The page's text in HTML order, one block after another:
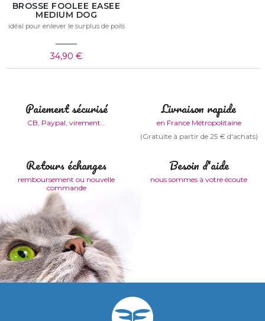
BROSSE FOOLEE EASEE
MEDIUM DOG
idéal pour enlever le surplus de poils
34,90 €
Paiement sécurisé
CB, Paypal, virement...
Livraison rapide
en France Métropolitaine
(Gratuite à partir de 25 € d'achats)
Retours échanges
remboursement ou nouvelle
commande
Besoin d'aide
nous sommes à votre écoute